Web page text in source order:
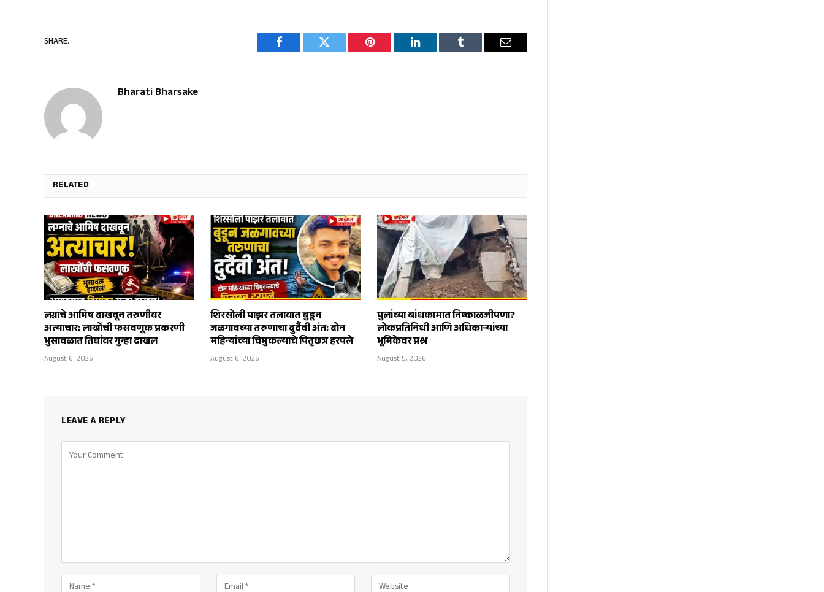
SHARE.
Facebook Twitter Pinterest LinkedIn Tumblr Email
Bharati Bharsake
RELATED
लग्नाचे आमिष दाखवून तरुणीवर
अत्याचार; लाखोंची फसवणूक प्रकरणी
भुसावळात तिघांवर गुन्हा दाखल
August 6, 2026
शिरसोली पाझर तलावात बुडून
जळगावच्या तरुणाचा दुर्दैवी अंत; दोन
महिन्यांच्या चिमुकल्याचे पितृछत्र हरपले
August 6, 2026
पुलांच्या बांधकामात निष्काळजीपणा?
लोकप्रतिनिधी आणि अधिकाऱ्यांच्या
भूमिकेवर प्रश्न
August 5, 2026
LEAVE A REPLY